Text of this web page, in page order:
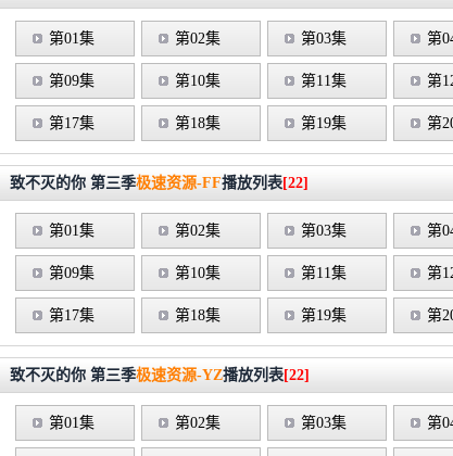
第01集 第02集 第03集 第
第09集 第10集 第11集 第
第17集 第18集 第19集 第
致不灭的你 第三季极速资源-FF播放列表[22]
第01集 第02集 第03集 第
第09集 第10集 第11集 第
第17集 第18集 第19集 第
致不灭的你 第三季极速资源-YZ播放列表[22]
第01集 第02集 第03集 第